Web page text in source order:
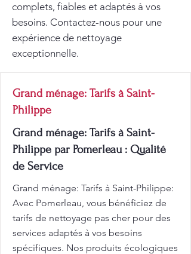
complets, fiables et adaptés à vos
besoins. Contactez-nous pour une
expérience de nettoyage
exceptionnelle.
Grand ménage: Tarifs à Saint-
Philippe
Grand ménage: Tarifs à Saint-
Philippe par Pomerleau : Qualité
de Service
Grand ménage: Tarifs à Saint-Philippe:
Avec Pomerleau, vous bénéficiez de
tarifs de nettoyage pas cher pour des
services adaptés à vos besoins
spécifiques. Nos produits écologiques